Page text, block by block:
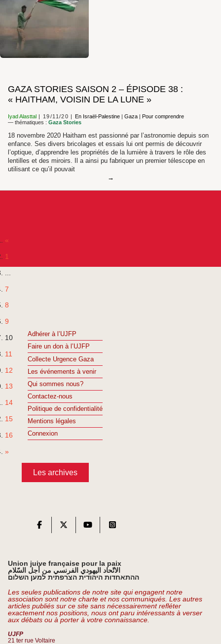
GAZA STORIES SAISON 2 – ÉPISODE 38 :
« HAITHAM, VOISIN DE LA LUNE »
Iyad Alasttal 19/11/20 En Israël-Palestine |Gaza
Pour comprendre
— thématiques : Gaza Stories
18 novembre 2020 Haitham est passionné par l’astronomie depuis son
enfance. Ses divers bricolages et essais lui ont permis de découvrir
l’optique, d’apprendre les propriétés de la lumière à travers le rôle des
lentilles et des miroirs. Il a ainsi pu fabriquer un premier télescope en
utilisant ce qu’il pouvait
«
1
7
8
9
10
11
12
13
14
15
16
»
Adhérer à l’UJFP
Faire un don à l’UJFP
Collecte Urgence Gaza
Les événements à venir
Qui sommes nous?
Contactez-nous
Politique de confidentialité
Mentions légales
Connexion
Les archives
Union juive française pour la paix
الاتّحاد اليهودي الفرنسي من أجل السّلام
ההתאחדות היהודית הצרפתית למען השלום
Les seules publications de notre site qui engagent notre
association sont notre charte et nos communiqués. Les autres
articles publiés sur ce site sans nécessairement refléter
exactement nos positions, nous ont paru intéressants à verser
aux débats ou à porter à votre connaissance.
UJFP
21 ter rue Voltaire